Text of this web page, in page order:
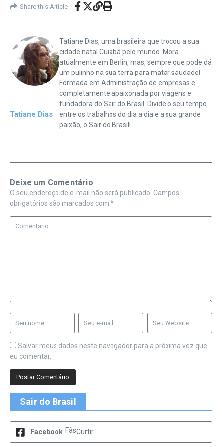
Share this Article
Tatiane Dias
Tatiane Dias, uma brasileira que trocou a sua
cidade natal Cuiabá pelo mundo. Mora
atualmente em Berlin, mas, sempre que pode dá
um pulinho na sua terra para matar saudade!
Formada em Administração de empresas e
completamente apaixonada por viagens e
fundadora do Sair do Brasil. Divide o seu tempo
entre os trabalhos do dia a dia e a sua grande
paixão, o Sair do Brasil!
Deixe um Comentário
O seu endereço de e-mail não será publicado. Campos
obrigatórios são marcados com *
Salvar meus dados neste navegador para a próxima vez que
eu comentar.
Sair do Brasil
Facebook FãsCurtir